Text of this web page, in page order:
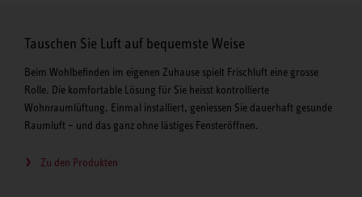
Tauschen Sie Luft auf bequemste Weise
Beim Wohlbefinden im eigenen Zuhause spielt Frischluft eine grosse
Rolle. Die komfortable Lösung für Sie heisst kontrollierte
Wohnraumlüftung. Einmal installiert, geniessen Sie dauerhaft gesunde
Raumluft – und das ganz ohne lästiges Fensteröffnen.
Zu den Produkten